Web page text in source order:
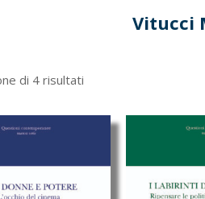
Vitucci
di 4 risultatiOrdina
base
più